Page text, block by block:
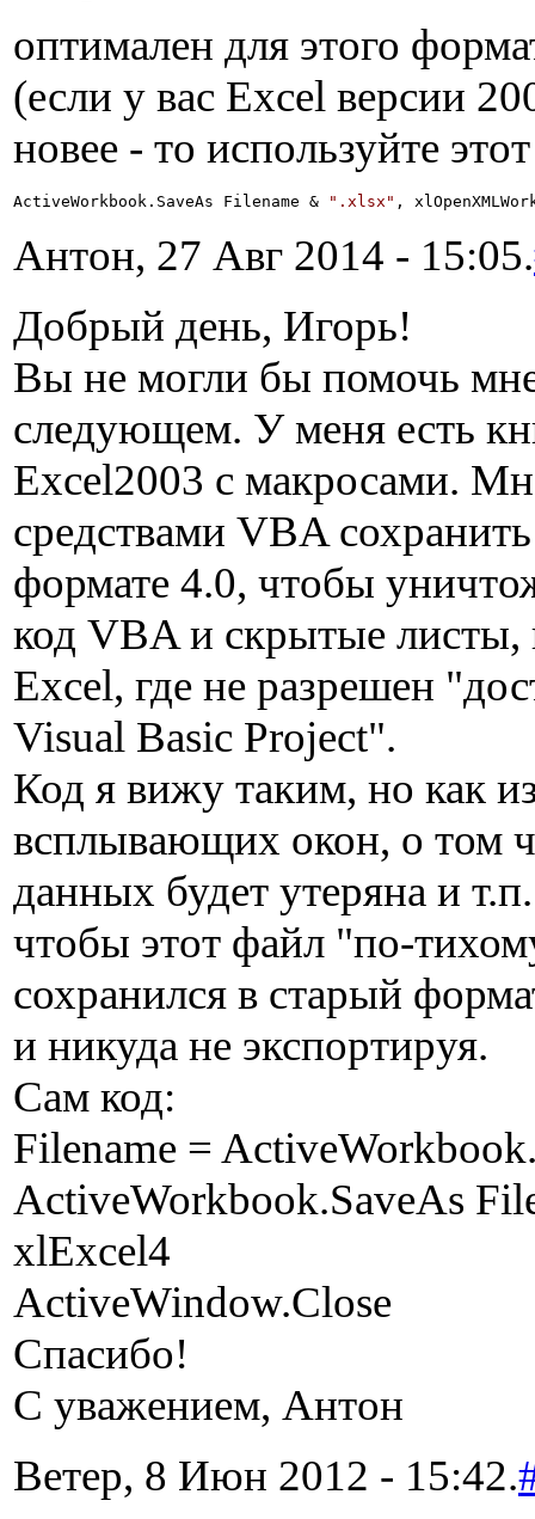
оптимален для этого
(если у вас Excel версии
новее - то используйте
ActiveWorkbook.SaveAs Filename & ".xlsx" ,
Антон, 27 Авг 2014 - 15:05.
Добрый день, Игорь!
Вы не могли бы помочь
следующем. У меня есть
Excel2003 с макросами.
средствами VBA
формате 4.0, чтобы
код VBA и скрытые листы,
Excel, где не разрешен
Visual Basic Project".
Код я вижу таким, но как
всплывающих окон, о том
данных будет утеряна и
чтобы этот файл "по-
сохранился в старый
и никуда не экспортируя.
Сам код:
Filename =
ActiveWorkbook.SaveAs
xlExcel4
ActiveWindow.Close
Спасибо!
С уважением, Антон
Ветер, 8 Июн 2012 - 15:42.